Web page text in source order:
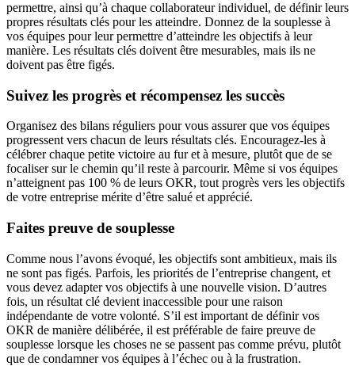
permettre, ainsi qu’à chaque collaborateur individuel, de définir leurs
propres résultats clés pour les atteindre. Donnez de la souplesse à
vos équipes pour leur permettre d’atteindre les objectifs à leur
manière. Les résultats clés doivent être mesurables, mais ils ne
doivent pas être figés.
Suivez les progrès et récompensez les succès
Organisez des bilans réguliers pour vous assurer que vos équipes
progressent vers chacun de leurs résultats clés. Encouragez-les à
célébrer chaque petite victoire au fur et à mesure, plutôt que de se
focaliser sur le chemin qu’il reste à parcourir. Même si vos équipes
n’atteignent pas 100 % de leurs OKR, tout progrès vers les objectifs
de votre entreprise mérite d’être salué et apprécié.
Faites preuve de souplesse
Comme nous l’avons évoqué, les objectifs sont ambitieux, mais ils
ne sont pas figés. Parfois, les priorités de l’entreprise changent, et
vous devez adapter vos objectifs à une nouvelle vision. D’autres
fois, un résultat clé devient inaccessible pour une raison
indépendante de votre volonté. S’il est important de définir vos
OKR de manière délibérée, il est préférable de faire preuve de
souplesse lorsque les choses ne se passent pas comme prévu, plutôt
que de condamner vos équipes à l’échec ou à la frustration.